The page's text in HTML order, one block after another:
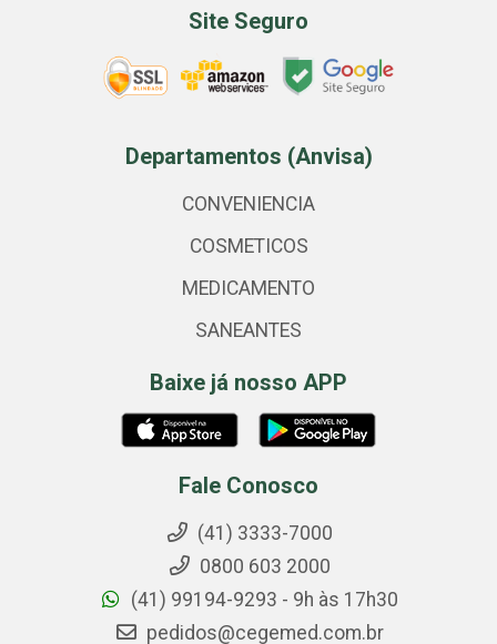
Site Seguro
Departamentos (Anvisa)
CONVENIENCIA
COSMETICOS
MEDICAMENTO
SANEANTES
Baixe já nosso APP
Fale Conosco
(41) 3333-7000
0800 603 2000
(41) 99194-9293 - 9h às 17h30
pedidos@cegemed.com.br